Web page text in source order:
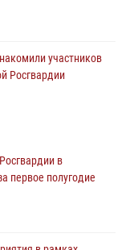
участников
Росгвардии
центр
в
первое полугодие